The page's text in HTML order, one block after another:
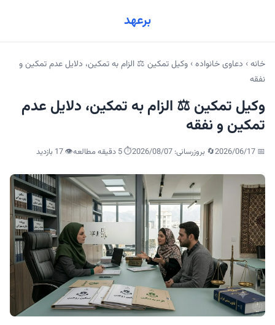
برعهد
خانه› دعاوی خانواده› وکیل تمکین ⚖️ الزام به تمکین، دلایل عدم تمکین و
نفقه
وکیل تمکین ⚖️ الزام به تمکین، دلایل عدم
تمکین و نفقه
📅
2026/06/17🔄 بروزرسانی: 2026/08/07⏱️ 5 دقیقه مطالعه 👁️
17 بازدید